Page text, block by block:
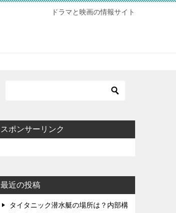
ドラマと映画の情報サイト
スポンサーリンク
最近の投稿
タイタニック潜水艇の場所は？内部構